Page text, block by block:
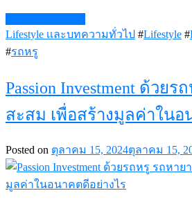
Lifestyle เเละบทความทั่วไป #Lifestyle #
#รถหรู
Passion Investment ด้วย
สะสม เพื่อสร้างมูลค่าในอ
Posted on ตุลาคม 15, 2024ตุลาคม 15,